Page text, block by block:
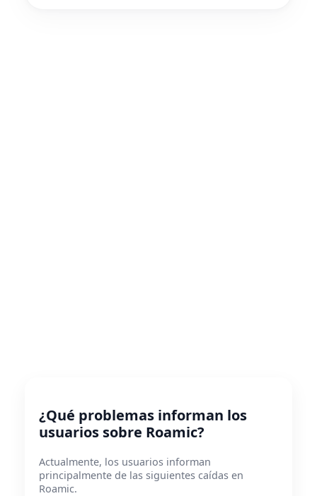
¿Qué problemas informan los
usuarios sobre Roamic?
Actualmente, los usuarios informan
principalmente de las siguientes caídas en
Roamic.